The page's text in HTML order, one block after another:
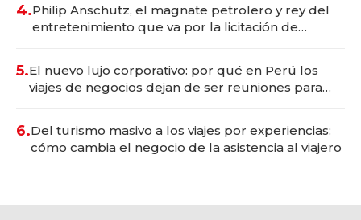
4.Philip Anschutz, el magnate petrolero y rey del
entretenimiento que va por la licitación de
5.El nuevo lujo corporativo: por qué en Perú los
viajes de negocios dejan de ser reuniones para
6.Del turismo masivo a los viajes por experiencias:
cómo cambia el negocio de la asistencia al viajero